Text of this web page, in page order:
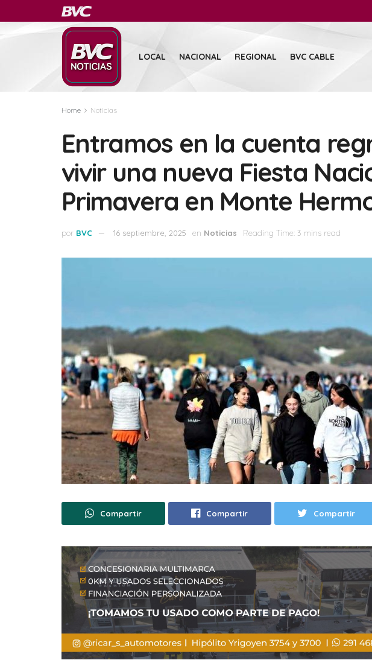
LOCAL NACIONAL REGIONAL BVC CABLE
Home Noticias
Entramos en la cuenta
vivir una nueva Fiesta
Primavera en Monte
por BVC 16 septiembre, 2025 en Noticias Reading Time: 3 mins read
Compartir Compartir Compartir